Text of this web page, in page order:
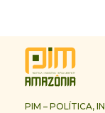
PIM – POLÍTICA,